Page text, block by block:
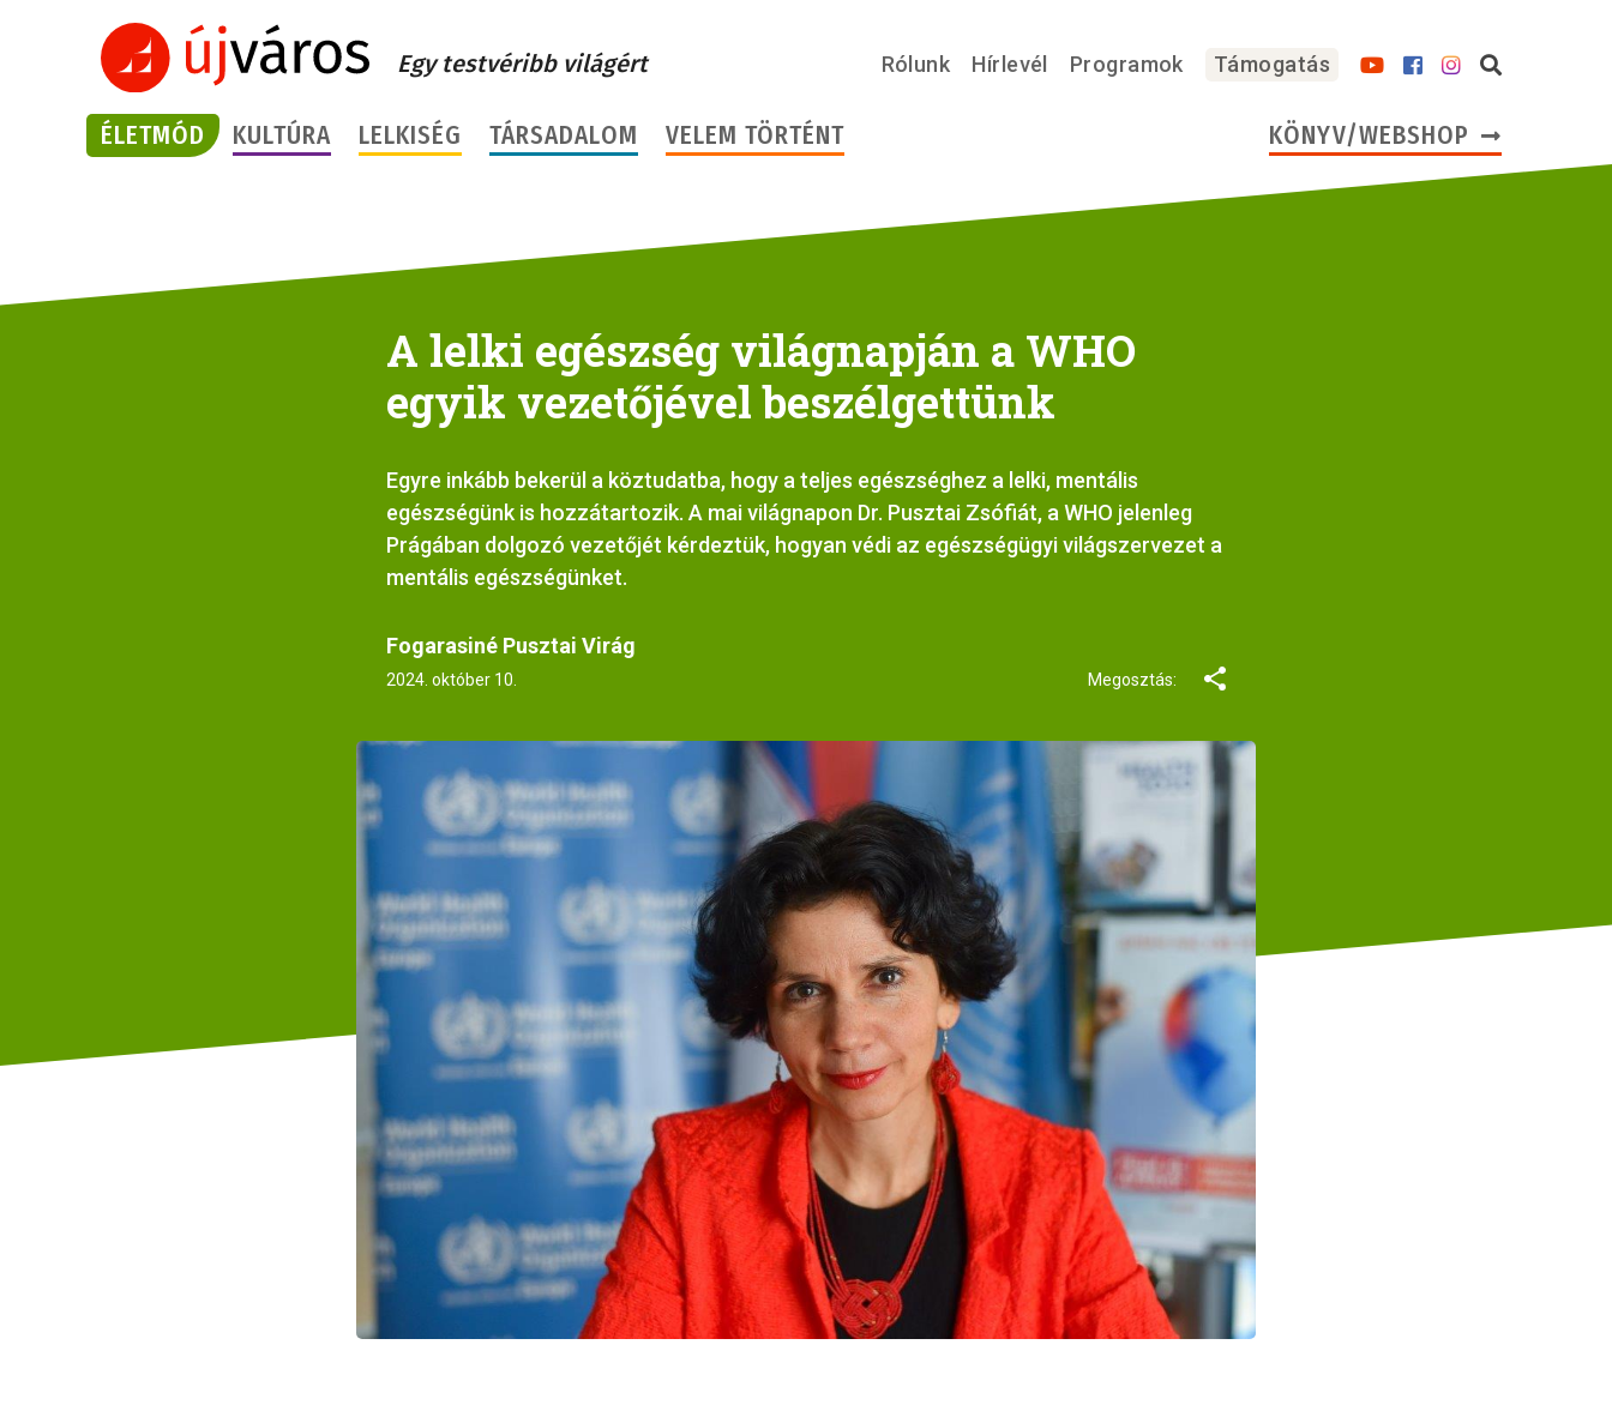
Egy testvéribb világért Rólunk Hírlevél Programok Támogatás
ÉLETMÓD KULTÚRA LELKISÉG TÁRSADALOM VELEM TÖRTÉNT KÖNYV/WEBSHOP
A lelki egészség világnapján a WHO
egyik vezetőjével beszélgettünk
Egyre inkább bekerül a köztudatba, hogy a teljes egészséghez a lelki, mentális
egészségünk is hozzátartozik. A mai világnapon Dr. Pusztai Zsófiát, a WHO jelenleg
Prágában dolgozó vezetőjét kérdeztük, hogyan védi az egészségügyi világszervezet a
mentális egészségünket.
Fogarasiné Pusztai Virág
2024. október 10. Megosztás: